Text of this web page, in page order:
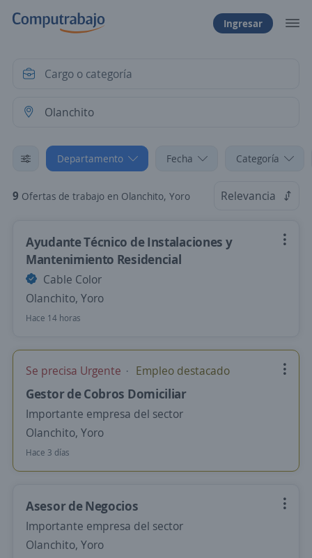
Ingresar
Departamento Fecha Categoría
9 Ofertas de trabajo en Olanchito, Yoro Relevancia
Ayudante Técnico de Instalaciones y
Mantenimiento Residencial
Cable Color
Olanchito, Yoro
Hace 14 horas
Se precisa Urgente Empleo destacado
Gestor de Cobros Domiciliar
Importante empresa del sector
Olanchito, Yoro
Hace 3 días
Asesor de Negocios
Importante empresa del sector
Olanchito, Yoro